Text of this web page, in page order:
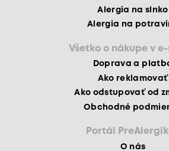
Alergia na slnko
Alergia na
Všetko o nákupe v
Doprava a
Ako reklamovať
Ako odstupovať od
Obchodné
Portál
O nás